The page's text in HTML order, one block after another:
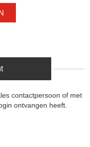
contactpersoon of met
ontvangen heeft.